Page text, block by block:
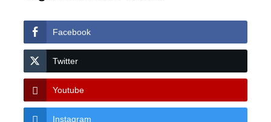
Facebook
Twitter
Youtube
Instagram